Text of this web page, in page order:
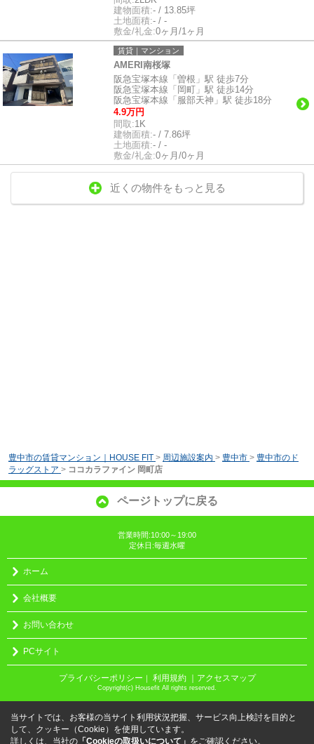
建物面積:- / 13.85坪
土地面積:- / -
敷金/礼金:0ヶ月/1ヶ月
賃貸｜マンション
AMERI南桜塚
阪急宝塚本線「曽根」駅 徒歩7分
阪急宝塚本線「岡町」駅 徒歩14分
阪急宝塚本線「服部天神」駅 徒歩18分
4.9万円
間取:1K
建物面積:- / 7.86坪
土地面積:- / -
敷金/礼金:0ヶ月/0ヶ月
近くの物件をもっと見る
豊中市の賃貸マンション｜HOUSE FIT > 周辺施設案内 > 豊中市 > 豊中市のド
ラッグストア > ココカラファイン 岡町店
ページトップに戻る
営業時間:10:00～19:00
定休日:毎週水曜
ホーム
会社概要
お問い合わせ
PCサイト
プライバシーポリシー ｜ 利用規約 ｜アクセスマップ
Copyright(c) Housefit All rights reserved.
当サイトでは、お客様の当サイト利用状況把握、サービス向上検討を目的と
して、クッキー（Cookie）を使用しています。
詳しくは、当社の 「Cookieの取扱いについて」 をご確認ください。